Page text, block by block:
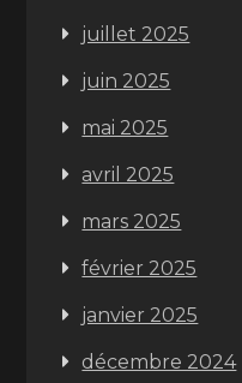
juillet 2025
juin 2025
mai 2025
avril 2025
mars 2025
février 2025
janvier 2025
décembre 2024